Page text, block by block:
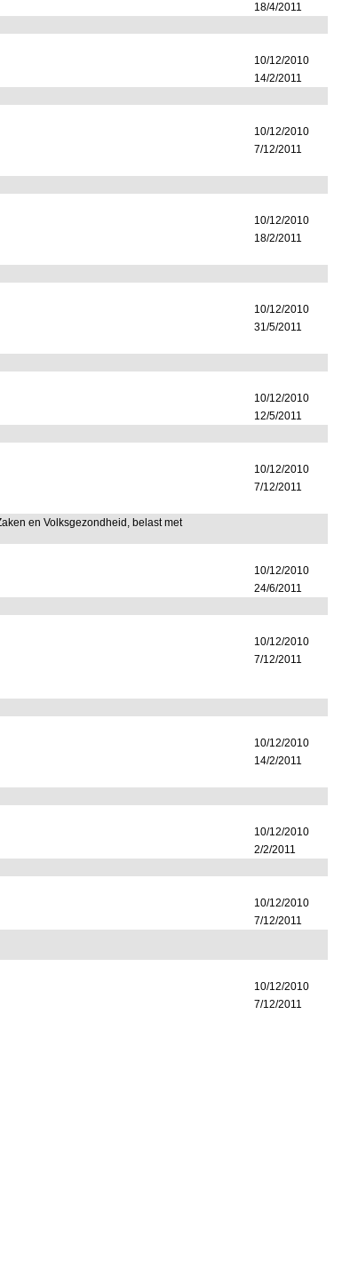
18/4/2011
10/12/2010
14/2/2011
10/12/2010
7/12/2011
10/12/2010
18/2/2011
10/12/2010
31/5/2011
10/12/2010
12/5/2011
10/12/2010
7/12/2011
en Volksgezondheid, belast met
10/12/2010
24/6/2011
10/12/2010
7/12/2011
10/12/2010
14/2/2011
10/12/2010
2/2/2011
10/12/2010
7/12/2011
10/12/2010
7/12/2011